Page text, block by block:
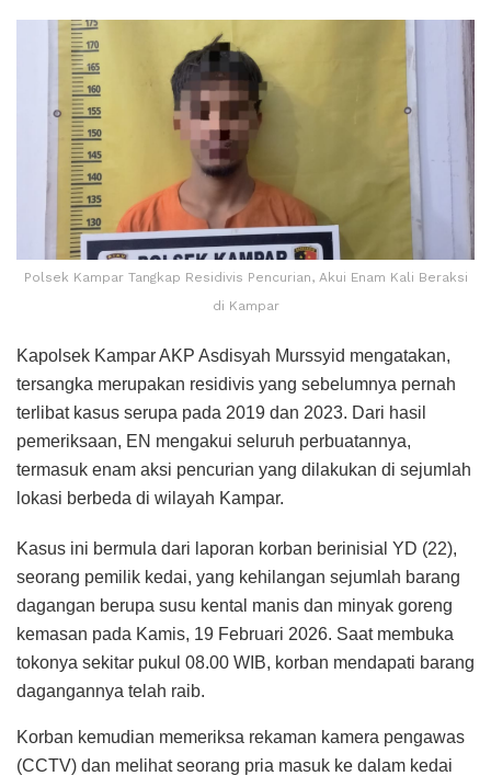
Polsek Kampar Tangkap Residivis Pencurian, Akui Enam Kali Beraksi
di Kampar
Kapolsek Kampar AKP Asdisyah Murssyid mengatakan,
tersangka merupakan residivis yang sebelumnya pernah
terlibat kasus serupa pada 2019 dan 2023. Dari hasil
pemeriksaan, EN mengakui seluruh perbuatannya,
termasuk enam aksi pencurian yang dilakukan di sejumlah
lokasi berbeda di wilayah Kampar.
Kasus ini bermula dari laporan korban berinisial YD (22),
seorang pemilik kedai, yang kehilangan sejumlah barang
dagangan berupa susu kental manis dan minyak goreng
kemasan pada Kamis, 19 Februari 2026. Saat membuka
tokonya sekitar pukul 08.00 WIB, korban mendapati barang
dagangannya telah raib.
Korban kemudian memeriksa rekaman kamera pengawas
(CCTV) dan melihat seorang pria masuk ke dalam kedai